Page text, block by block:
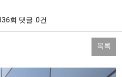
회 댓글 0건
목록